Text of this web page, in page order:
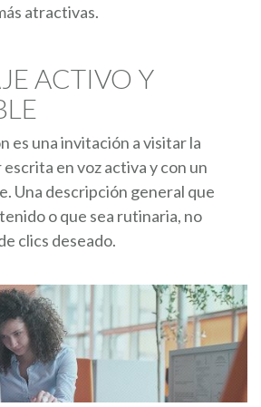
atractivas.
ACTIVO Y
es una invitación a visitar la
en voz activa y con un
Una descripción general que
o que sea rutinaria, no
clics deseado.